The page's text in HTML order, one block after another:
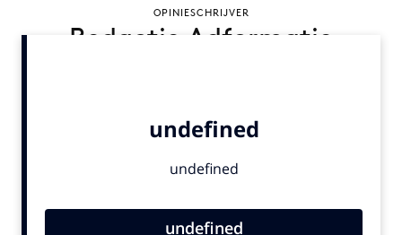
OPINIESCHRIJVER
Redactie Adformatie